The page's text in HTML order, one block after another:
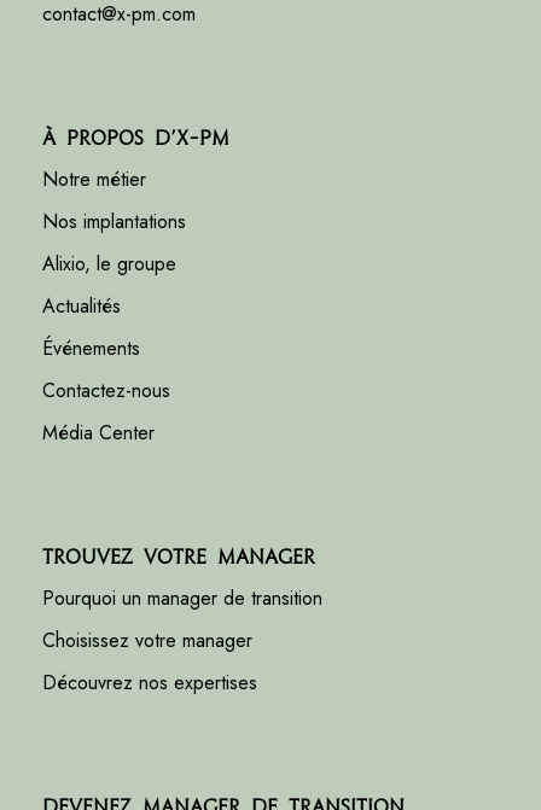
contact@x-pm.com
À propos d’X-PM
Notre métier
Nos implantations
Alixio, le groupe
Actualités
Événements
Contactez-nous
Média Center
Trouvez votre manager
Pourquoi un manager de transition
Choisissez votre manager
Découvrez nos expertises